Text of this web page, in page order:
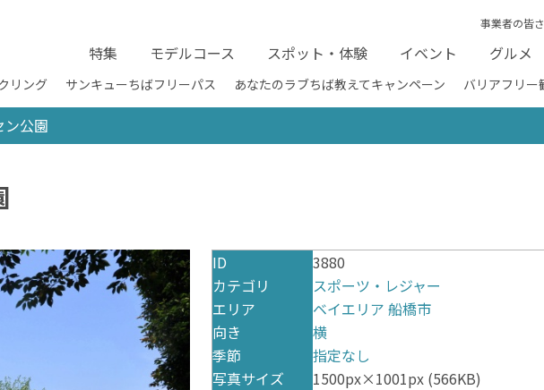
事業者の皆
特集 モデルコース スポット・体験 イベント グルメ
リング サンキューちばフリーパス あなたのラブちば教えてキャンペーン バリアフリー
ン公園
ID
3880
カテゴリ
スポーツ・レジャー
エリア
ベイエリア 船橋市
向き
横
季節
指定なし
写真サイズ
1500px×1001px (566KB)